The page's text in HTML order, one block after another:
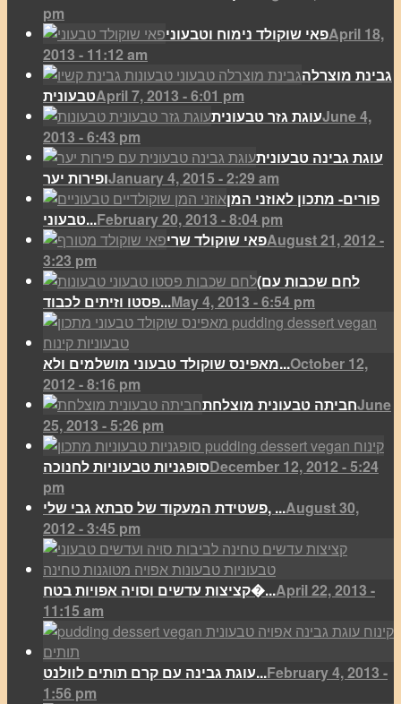
pm
פאי שוקולד נימוח וטבעוניApril 18,
2013 - 11:12 am
גבינת מוצרלה
טבעוניתApril 7, 2013 - 6:01 pm
עוגת גזר טבעוניתJune 4,
2013 - 6:43 pm
עוגת גבינה טבעונית
ופירות יערJanuary 4, 2015 - 2:29 am
פורים- מתכון לאוזני המן
טבעוני...February 20, 2013 - 8:04 pm
פאי שוקולד שריAugust 21, 2012 -
3:23 pm
(לחם שכבות עם
פסטו וזיתים לכבוד...May 4, 2013 - 6:54 pm
מאפינס שוקולד טבעוני מושלמים ולא...October 12,
2012 - 8:16 pm
חביתה טבעונית מוצלחתJune
25, 2013 - 5:26 pm
סופגניות טבעוניות לחנוכהDecember 12, 2012 - 5:24
pm
פשטידת המעקוד של סבתא גבי שלי, ...August 30,
2012 - 3:45 pm
קציצות עדשים וסויה אפויות בטח�...April 22, 2013 -
11:15 am
עוגת גבינה עם קרם תותים לוולנט...February 4, 2013 -
1:56 pm